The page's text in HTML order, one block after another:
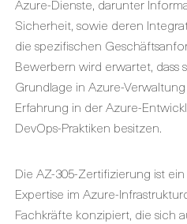
Azure-Dienste, darunter
Sicherheit, sowie deren
die spezifischen
Bewerbern wird erwartet, dass
Grundlage in Azure-
Erfahrung in der Azure-
DevOps-Praktiken besitzen.
Die AZ-305-Zertifizierung ist
Expertise im Azure-
Fachkräfte konzipiert, die sich